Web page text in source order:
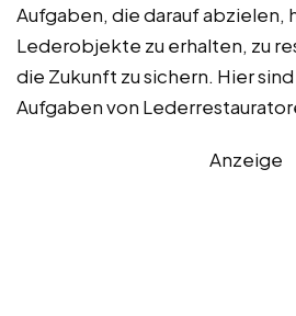
Aufgaben, die darauf abzielen,
Lederobjekte zu erhalten, zu
die Zukunft zu sichern. Hier
Aufgaben von
Anzeige